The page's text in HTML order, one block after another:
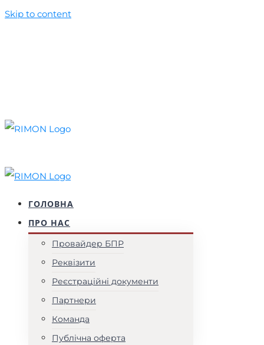
Skip to content
ГОЛОВНА
ПРО НАС
Провайдер БПР
Реквізити
Реєстраційні документи
Партнери
Команда
Публічна оферта